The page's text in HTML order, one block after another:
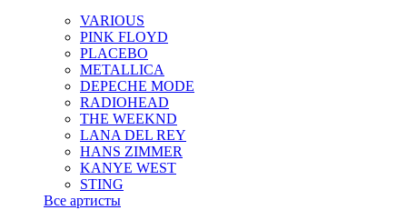
VARIOUS
PINK FLOYD
PLACEBO
METALLICA
DEPECHE MODE
RADIOHEAD
THE WEEKND
LANA DEL REY
HANS ZIMMER
KANYE WEST
STING
Все артисты